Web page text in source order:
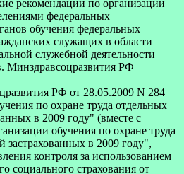
рекомендации по организации
федеральных
обучения федеральных
служащих в области
служебной деятельности
Минздравсоцразвития РФ
РФ от 28.05.2009 N 284
по охране труда отдельных
в 2009 году" (вместе с
обучения по охране труда
застрахованных в 2009 году",
контроля за использованием
социального страхования от